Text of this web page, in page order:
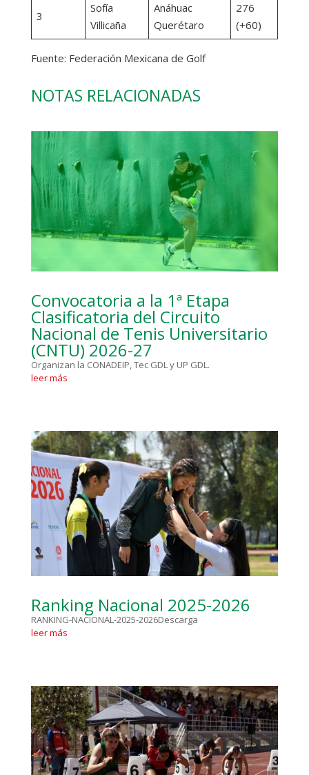
3
Sofía
Villicaña
Anáhuac
Querétaro
276
(+60)
Fuente: Federación Mexicana de Golf
NOTAS RELACIONADAS
Convocatoria a la 1ª Etapa
Clasificatoria del Circuito
Nacional de Tenis Universitario
(CNTU) 2026-27
Organizan la CONADEIP, Tec GDL y UP GDL.
leer más
Ranking Nacional 2025-2026
RANKING-NACIONAL-2025-2026Descarga
leer más